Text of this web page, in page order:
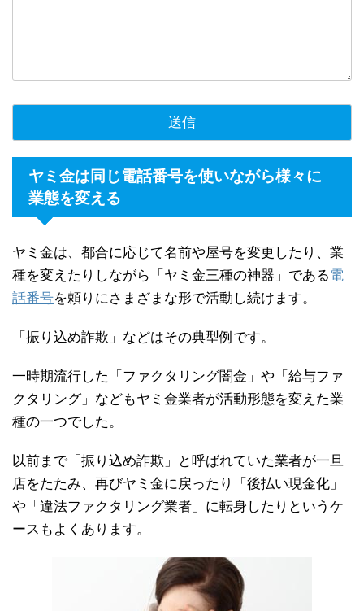
ヤミ金は同じ電話番号を使いながら様々に
業態を変える
ヤミ金は、都合に応じて名前や屋号を変更したり、業
種を変えたりしながら「ヤミ金三種の神器」である電
話番号を頼りにさまざまな形で活動し続けます。
「振り込め詐欺」などはその典型例です。
一時期流行した「ファクタリング闇金」や「給与ファ
クタリング」などもヤミ金業者が活動形態を変えた業
種の一つでした。
以前まで「振り込め詐欺」と呼ばれていた業者が一旦
店をたたみ、再びヤミ金に戻ったり「後払い現金化」
や「違法ファクタリング業者」に転身したりというケ
ースもよくあります。